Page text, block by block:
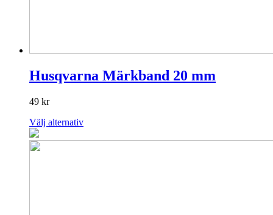
Husqvarna Märkband 20 mm
49 kr
Välj alternativDen
produkten